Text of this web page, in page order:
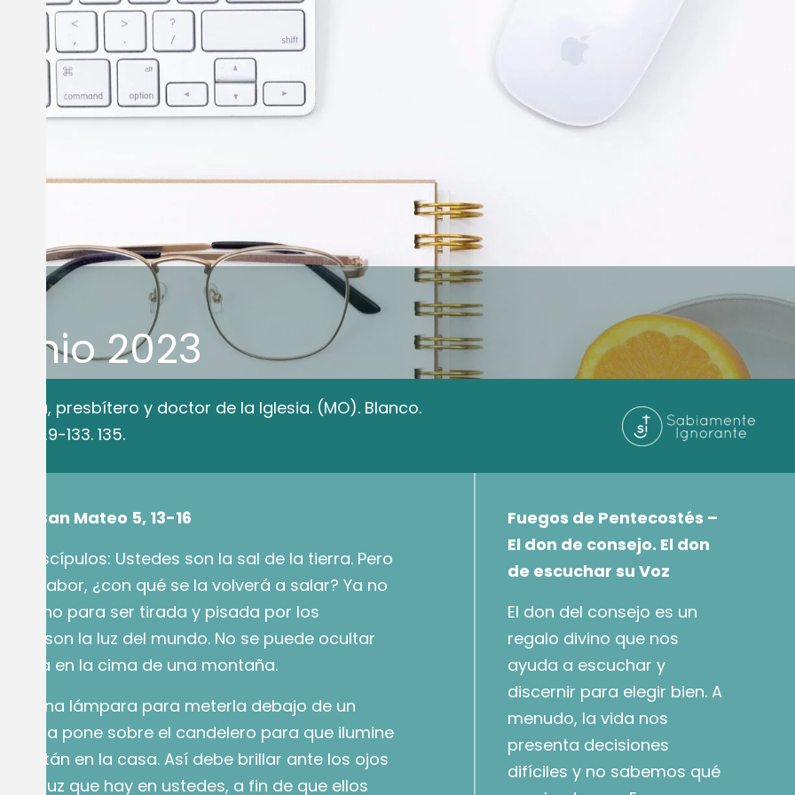
2023
presbítero y doctor de la Iglesia. (MO). Blanco.
129-133. 135.
San Mateo 5, 13-16
discípulos: Ustedes son la sal de la tierra. Pero
su sabor, ¿con qué se la volverá a salar? Ya no
sino para ser tirada y pisada por los
son la luz del mundo. No se puede ocultar
en la cima de una montaña.
una lámpara para meterla debajo de un
se la pone sobre el candelero para que ilumine
están en la casa. Así debe brillar ante los ojos
la luz que hay en ustedes, a fin de que ellos
Fuegos de Pentecostés –
El don de consejo. El don
de escuchar su Voz
El don del consejo es un
regalo divino que nos
ayuda a escuchar y
discernir para elegir bien. A
menudo, la vida nos
presenta decisiones
difíciles y no sabemos qué